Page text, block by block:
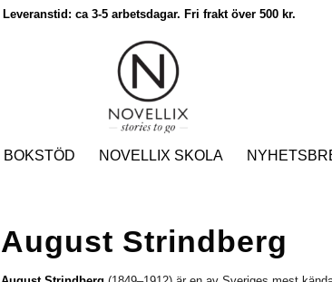
Leveranstid: ca 3-5 arbetsdagar. Fri frakt över 500 kr.
BOKSTÖD NOVELLIX SKOLA
August Strindberg